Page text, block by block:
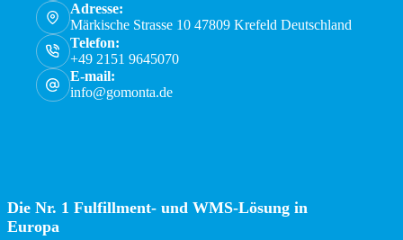
Adresse:
Märkische Strasse 10 47809 Krefeld Deutschland
Telefon:
+49 2151 9645070
E-mail:
info@gomonta.de
Die Nr. 1 Fulfillment- und WMS-Lösung in
Europa